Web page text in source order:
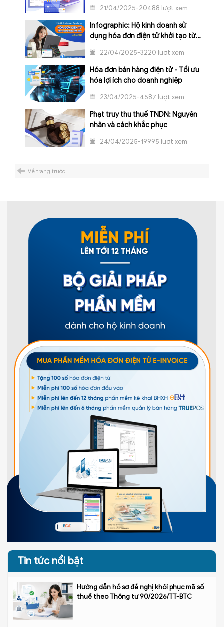
21/04/2025-20488 lượt xem
Infographic: Hộ kinh doanh sử
dụng hóa đơn điện tử khởi tạo từ
nấy
22/04/2025-3220 lượt xem
Hóa đơn bán hàng điện tử - Tối ưu
hóa lợi ích cho doanh nghiệp
23/04/2025-4587 lượt xem
Phạt truy thu thuế TNDN: Nguyên
nhân và cách khắc phục
24/04/2025-19995 lượt xem
Về trang trước
Tin tức nổi bật
Hướng dẫn hồ sơ đề nghị khôi phục mã số
thuế theo Thông tư 90/2026/TT-BTC